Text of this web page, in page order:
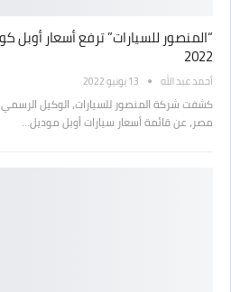
“المنصور للسيارات” ترفع أسعار
2022
أحمد عبد الله 13 يونيو 2022
كشفت شركة المنصور للسيارات، الوكيل الرسمي
مصر، عن قائمة أسعار سيارات أوبل موديل…